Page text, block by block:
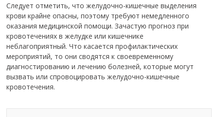
Следует отметить, что желудочно-кишечные выделения
крови крайне опасны, поэтому требуют немедленного
оказания медицинской помощи. Зачастую прогноз при
кровотечениях в желудке или кишечнике
неблагоприятный. Что касается профилактических
мероприятий, то они сводятся к своевременному
диагностированию и лечению болезней, которые могут
вызвать или спровоцировать желудочно-кишечные
кровотечения.